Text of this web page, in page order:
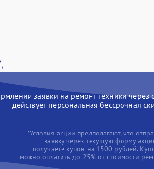
заявки на ремонт техники через
действует персональная бессрочная
*Условия акции предполагают, что
заявку через текущую форму
получаете купон на 1500 рублей.
можно оплатить до 25% от стоимости